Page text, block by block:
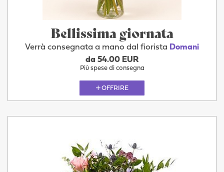
Bellissima giornata
Verrà consegnata a mano dal fiorista Domani
da 54.00 EUR
Più spese di consegna
OFFRIRE